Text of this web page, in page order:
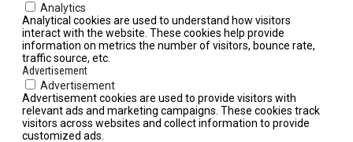
Analytics
Analytical cookies are used to understand how visitors
interact with the website. These cookies help provide
information on metrics the number of visitors, bounce rate,
traffic source, etc.
Advertisement
Advertisement
Advertisement cookies are used to provide visitors with
relevant ads and marketing campaigns. These cookies track
visitors across websites and collect information to provide
customized ads.